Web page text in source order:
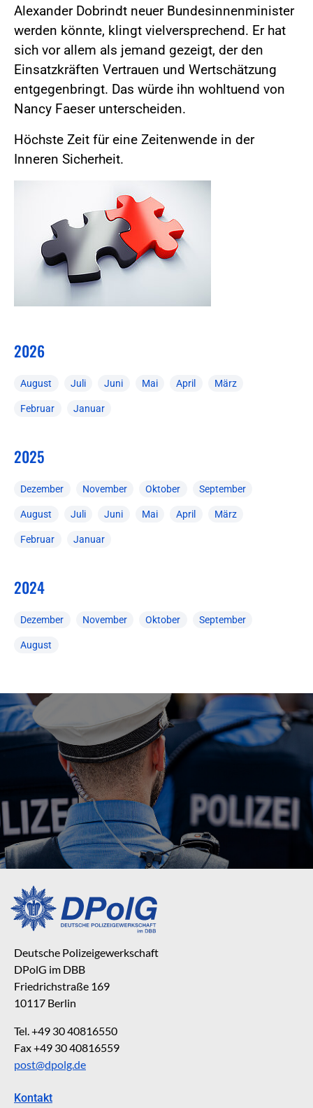
Alexander Dobrindt neuer Bundesinnenminister
werden könnte, klingt vielversprechend. Er hat
sich vor allem als jemand gezeigt, der den
Einsatzkräften Vertrauen und Wertschätzung
entgegenbringt. Das würde ihn wohltuend von
Nancy Faeser unterscheiden.
Höchste Zeit für eine Zeitenwende in der
Inneren Sicherheit.
2026
August Juli Juni Mai April März
Februar Januar
2025
Dezember November Oktober September
August Juli Juni Mai April März
Februar Januar
2024
Dezember November Oktober September
August
Deutsche Polizeigewerkschaft
DPolG im DBB
Friedrichstraße 169
10117 Berlin
Tel. +49 30 40816550
Fax +49 30 40816559
post@dpolg.de
Kontakt